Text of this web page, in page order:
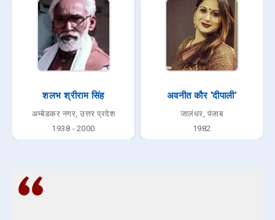
शलभ श्रीराम सिंह
अम्बेडकर नगर, उत्तर प्रदेश
1938 - 2000
अवनीत कौर 'दीपाली'
जालंधर, पंजाब
1982